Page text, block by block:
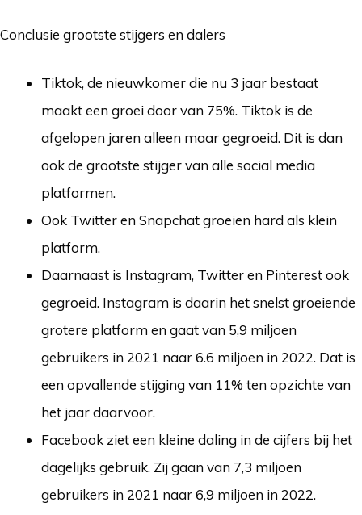
Conclusie grootste stijgers en dalers
Tiktok, de nieuwkomer die nu 3 jaar bestaat
maakt een groei door van 75%. Tiktok is de
afgelopen jaren alleen maar gegroeid. Dit is dan
ook de grootste stijger van alle social media
platformen.
Ook Twitter en Snapchat groeien hard als klein
platform.
Daarnaast is Instagram, Twitter en Pinterest ook
gegroeid. Instagram is daarin het snelst groeiende
grotere platform en gaat van 5,9 miljoen
gebruikers in 2021 naar 6.6 miljoen in 2022. Dat is
een opvallende stijging van 11% ten opzichte van
het jaar daarvoor.
Facebook ziet een kleine daling in de cijfers bij het
dagelijks gebruik. Zij gaan van 7,3 miljoen
gebruikers in 2021 naar 6,9 miljoen in 2022.